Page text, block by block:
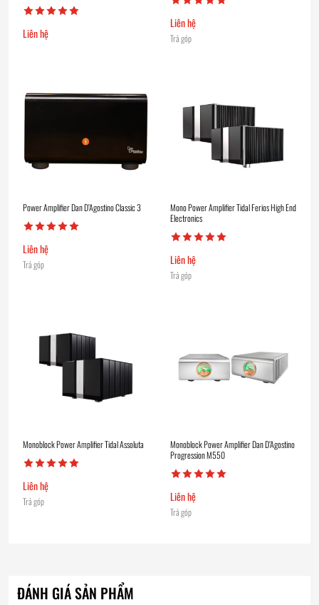
Liên hệ
Liên hệ
Trả góp
Power Amplifier Dan D’Agostino Classic 3
Liên hệ
Trả góp
Mono Power Amplifier Tidal Ferios High End
Electronics
Liên hệ
Trả góp
Monoblock Power Amplifier Tidal Assoluta
Liên hệ
Trả góp
Monoblock Power Amplifier Dan D’Agostino
Progression M550
Liên hệ
Trả góp
ĐÁNH GIÁ SẢN PHẨM